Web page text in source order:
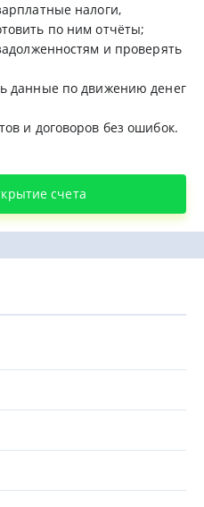
налоги,
по ним отчёты;
и проверять
данные по движению денег
и договоров без ошибок.
счета